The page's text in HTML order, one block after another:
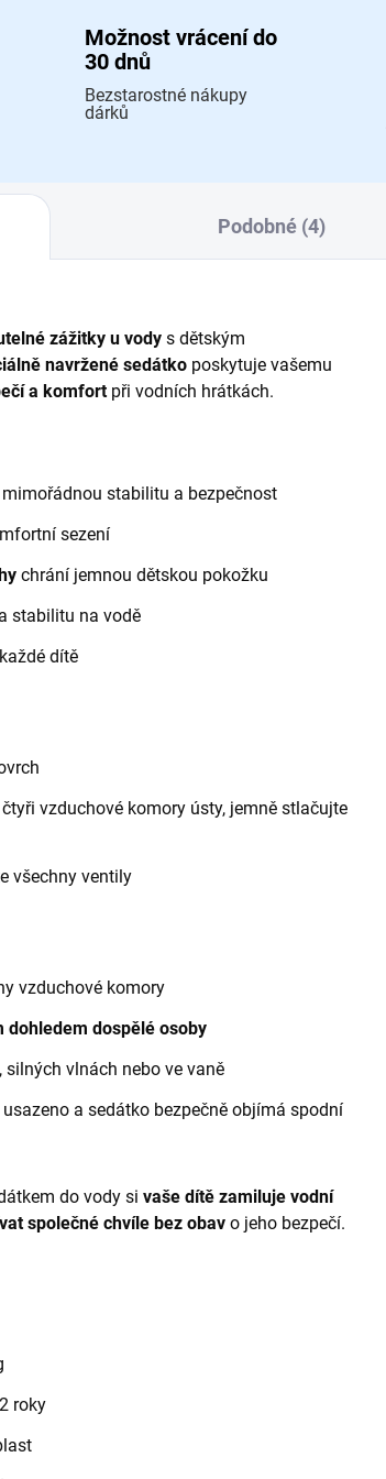
Možnost vrácení do
30 dnů
Bezstarostné nákupy
dárků
Podobné (4)
zážitky u vody s dětským
navržené sedátko poskytuje vašemu
a komfortpři vodních hrátkách.
mimořádnou stabilitu a bezpečnost
sezení
chrání jemnou dětskou pokožku
stabilitu na vodě
dítě
vzduchové komory ústy, jemně stlačujte
všechny ventily
vzduchové komory
dohledem dospělé osoby
silných vlnách nebo ve vaně
a sedátko bezpečně objímá spodní
do vody si vaše dítě zamiluje vodní
společné chvíle bez obav o jeho bezpečí.
roky